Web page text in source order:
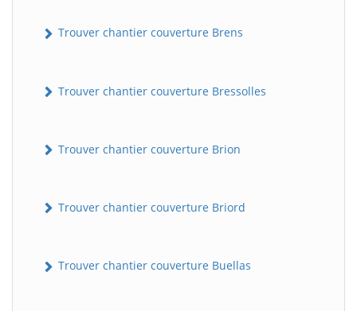
Trouver chantier couverture Brens
Trouver chantier couverture Bressolles
Trouver chantier couverture Brion
Trouver chantier couverture Briord
Trouver chantier couverture Buellas